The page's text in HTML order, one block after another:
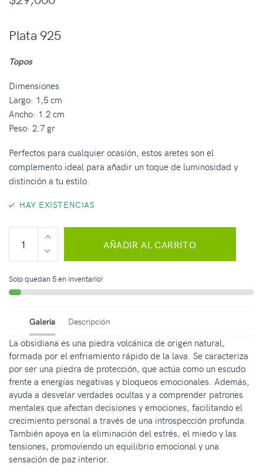
Plata 925
Topos
Dimensiones
Largo: 1,5 cm
Ancho: 1.2 cm
Peso: 2.7 gr
Perfectos para cualquier ocasión, estos aretes son el
complemento ideal para añadir un toque de luminosidad y
distinción a tu estilo.
HAY EXISTENCIAS
AÑADIR AL CARRITO
Solo quedan 5 en inventario!
Galería Descripción
La obsidiana es una piedra volcánica de origen natural,
formada por el enfriamiento rápido de la lava. Se caracteriza
por ser una piedra de protección, que actúa como un escudo
frente a energías negativas y bloqueos emocionales. Además,
ayuda a desvelar verdades ocultas y a comprender patrones
mentales que afectan decisiones y emociones, facilitando el
crecimiento personal a través de una introspección profunda.
También apoya en la eliminación del estrés, el miedo y las
tensiones, promoviendo un equilibrio emocional y una
sensación de paz interior.